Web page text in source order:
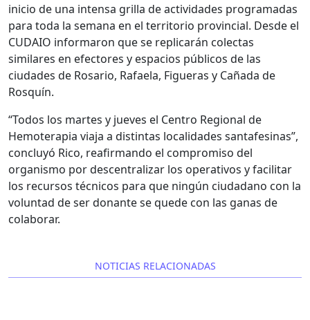
inicio de una intensa grilla de actividades programadas
para toda la semana en el territorio provincial. Desde el
CUDAIO informaron que se replicarán colectas
similares en efectores y espacios públicos de las
ciudades de Rosario, Rafaela, Figueras y Cañada de
Rosquín.
“Todos los martes y jueves el Centro Regional de
Hemoterapia viaja a distintas localidades santafesinas”,
concluyó Rico, reafirmando el compromiso del
organismo por descentralizar los operativos y facilitar
los recursos técnicos para que ningún ciudadano con la
voluntad de ser donante se quede con las ganas de
colaborar.
NOTICIAS RELACIONADAS